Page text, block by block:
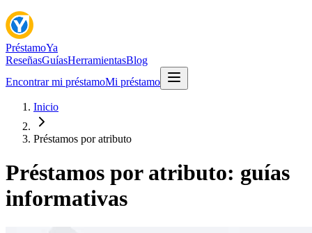
PréstamoYa
ReseñasGuíasHerramientasBlog
Encontrar mi préstamoMi préstamo
Inicio
Préstamos por atributo
Préstamos por atributo: guías
informativas